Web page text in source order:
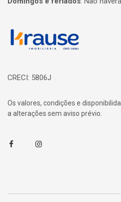
Página inicial
CRECI: 5806J
Os valores, condições e
a alterações sem aviso prévio.
FacebookInstagram